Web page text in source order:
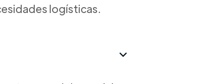
logísticas.